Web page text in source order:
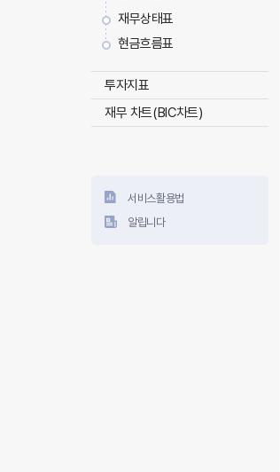
재무상태표
현금흐름표
투자지표
재무 차트(BIC차트)
서비스활용법
알립니다